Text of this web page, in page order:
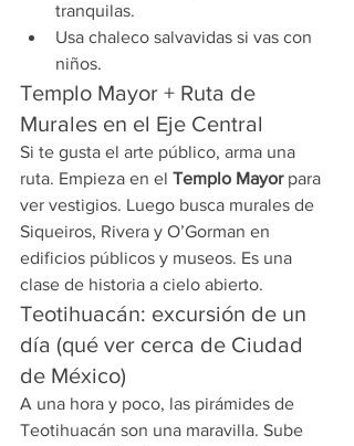
tranquilas.
Usa chaleco salvavidas si vas con
niños.
Templo Mayor + Ruta de
Murales en el Eje Central
Si te gusta el arte público, arma una
ruta. Empieza en el Templo Mayor para
ver vestigios. Luego busca murales de
Siqueiros, Rivera y O’Gorman en
edificios públicos y museos. Es una
clase de historia a cielo abierto.
Teotihuacán: excursión de un
día (qué ver cerca de Ciudad
de México)
A una hora y poco, las pirámides de
Teotihuacán son una maravilla. Sube